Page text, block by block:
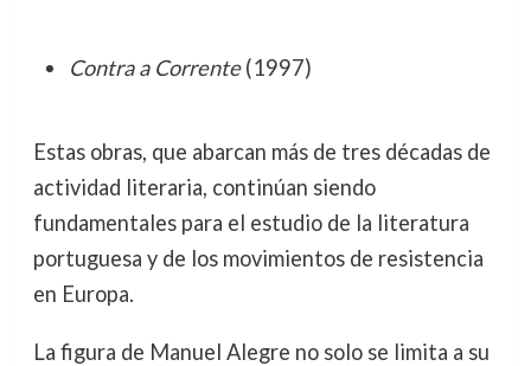
Contra a Corrente(1997)
Estas obras, que abarcan más de tres décadas de
actividad literaria, continúan siendo
fundamentales para el estudio de la literatura
portuguesa y de los movimientos de resistencia
en Europa.
La figura de Manuel Alegre no solo se limita a su